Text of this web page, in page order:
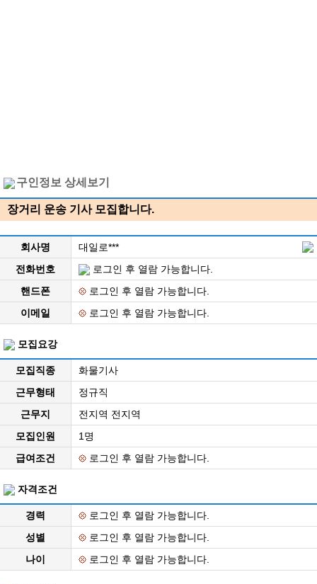
구인정보 상세보기
장거리 운송 기사 모집합니다.
회사명
대일로***
전화번호
로그인 후 열람 가능합니다.
핸드폰
로그인 후 열람 가능합니다.
이메일
로그인 후 열람 가능합니다.
모집요강
모집직종
화물기사
근무형태
정규직
근무지
전지역 전지역
모집인원
1명
급여조건
로그인 후 열람 가능합니다.
자격조건
경력
로그인 후 열람 가능합니다.
성별
로그인 후 열람 가능합니다.
나이
로그인 후 열람 가능합니다.